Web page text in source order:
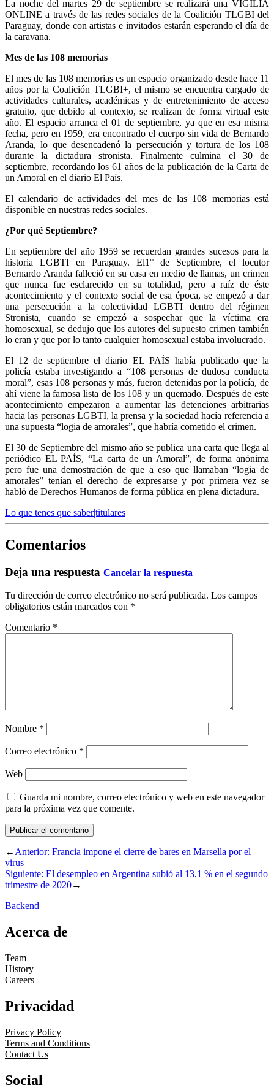
La noche del martes 29 de septiembre se realizará una VIGILIA
ONLINE a través de las redes sociales de la Coalición TLGBI del
Paraguay, donde con artistas e invitados estarán esperando el día de
la caravana.
Mes de las 108 memorias
El mes de las 108 memorias es un espacio organizado desde hace 11
años por la Coalición TLGBI+, el mismo se encuentra cargado de
actividades culturales, académicas y de entretenimiento de acceso
gratuito, que debido al contexto, se realizan de forma virtual este
año. El espacio arranca el 01 de septiembre, ya que en esa misma
fecha, pero en 1959, era encontrado el cuerpo sin vida de Bernardo
Aranda, lo que desencadenó la persecución y tortura de los 108
durante la dictadura stronista. Finalmente culmina el 30 de
septiembre, recordando los 61 años de la publicación de la Carta de
un Amoral en el diario El País.
El calendario de actividades del mes de las 108 memorias está
disponible en nuestras redes sociales.
¿Por qué Septiembre?
En septiembre del año 1959 se recuerdan grandes sucesos para la
historia LGBTI en Paraguay. El1° de Septiembre, el locutor
Bernardo Aranda falleció en su casa en medio de llamas, un crimen
que nunca fue esclarecido en su totalidad, pero a raíz de éste
acontecimiento y el contexto social de esa época, se empezó a dar
una persecución a la colectividad LGBTI dentro del régimen
Stronista, cuando se empezó a sospechar que la víctima era
homosexual, se dedujo que los autores del supuesto crimen también
lo eran y que por lo tanto cualquier homosexual estaba involucrado.
El 12 de septiembre el diario EL PAÍS había publicado que la
policía estaba investigando a “108 personas de dudosa conducta
moral”, esas 108 personas y más, fueron detenidas por la policía, de
ahí viene la famosa lista de los 108 y un quemado. Después de este
acontecimiento empezaron a aumentar las detenciones arbitrarias
hacia las personas LGBTI, la prensa y la sociedad hacía referencia a
una supuesta “logia de amorales”, que habría cometido el crimen.
El 30 de Septiembre del mismo año se publica una carta que llega al
periódico EL PAÍS, “La carta de un Amoral”, de forma anónima
pero fue una demostración de que a eso que llamaban “logia de
amorales” tenían el derecho de expresarse y por primera vez se
habló de Derechos Humanos de forma pública en plena dictadura.
Lo que tenes que saber|titulares
Comentarios
Deja una respuesta Cancelar la respuesta
Tu dirección de correo electrónico no será publicada. Los campos
obligatorios están marcados con *
Comentario *
Nombre *
Correo electrónico *
Web
Guarda mi nombre, correo electrónico y web en este navegador
para la próxima vez que comente.
←Anterior: Francia impone el cierre de bares en Marsella por el
virus
Siguiente: El desempleo en Argentina subió al 13,1 % en el segundo
trimestre de 2020→
Backend
Acerca de
Team
History
Careers
Privacidad
Privacy Policy
Terms and Conditions
Contact Us
Social